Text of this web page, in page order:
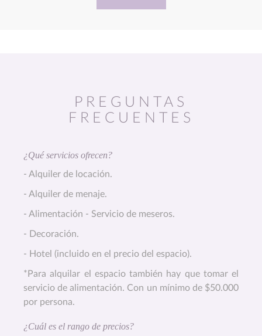
PREGUNTAS
FRECUENTES
¿Qué servicios ofrecen?
- Alquiler de locación.
- Alquiler de menaje.
- Alimentación - Servicio de meseros.
- Decoración.
- Hotel (incluido en el precio del espacio).
*Para alquilar el espacio también hay que tomar el
servicio de alimentación. Con un mínimo de $50.000
por persona.
¿Cuál es el rango de precios?